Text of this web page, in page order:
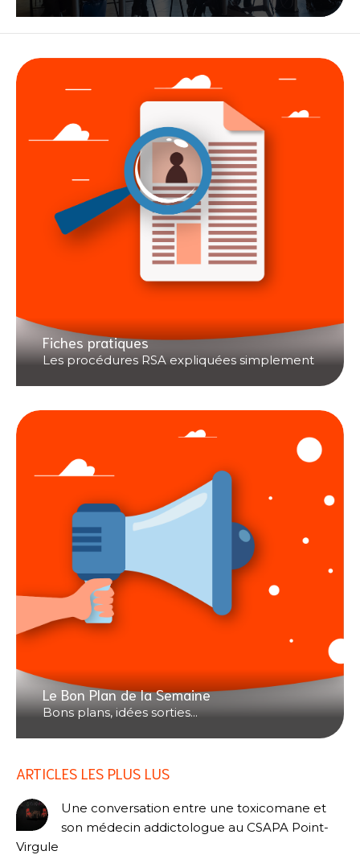
Fiches pratiques
Les procédures RSA expliquées simplement
Le Bon Plan de la Semaine
Bons plans, idées sorties...
ARTICLES LES PLUS LUS
Une conversation entre une toxicomane et
son médecin addictologue au CSAPA Point-
Virgule